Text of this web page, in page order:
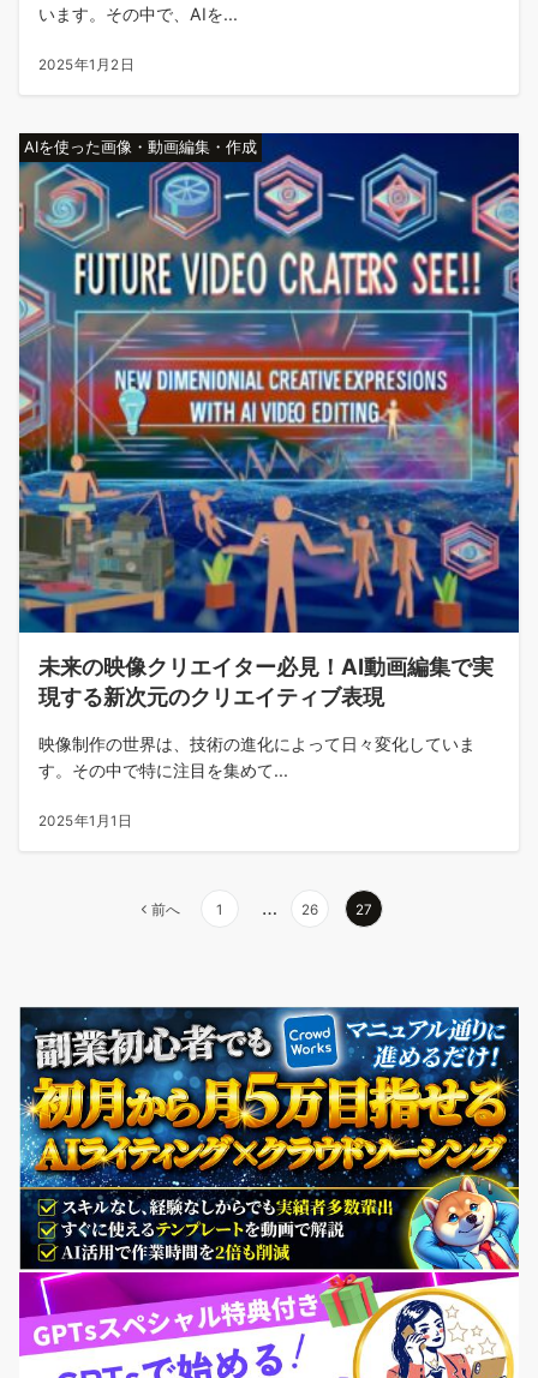
います。その中で、AIを...
2025年1月2日
AIを使った画像・動画編集・作成
未来の映像クリエイター必見！AI動画編集で実
現する新次元のクリエイティブ表現
映像制作の世界は、技術の進化によって日々変化していま
す。その中で特に注目を集めて...
2025年1月1日
ー
ジ
送
り
前へ 1 … 26 27